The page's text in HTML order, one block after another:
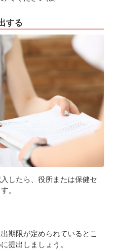
する
したら、役所または保健セ
。
期限が定められているとこ
提出しましょう。